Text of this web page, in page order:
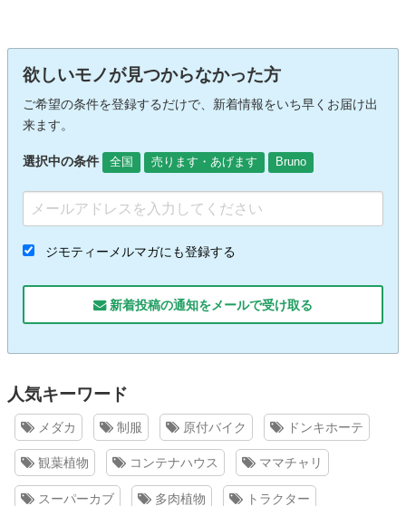
欲しいモノが見つからなかった方
ご希望の条件を登録するだけで、新着情報をいち早くお届け出
来ます。
選択中の条件 全国 売ります・あげます Bruno
ジモティーメルマガにも登録する
新着投稿の通知をメールで受け取る
人気キーワード
メダカ 制服 原付バイク ドンキホーテ
観葉植物 コンテナハウス ママチャリ
スーパーカブ 多肉植物 トラクター